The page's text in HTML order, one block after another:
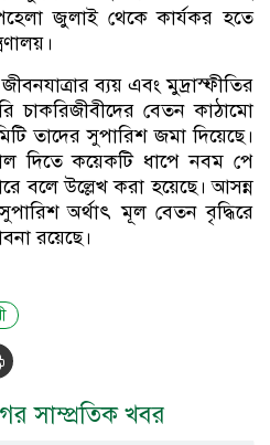
জুলাই থেকে কার্যকর হতে
ব্যয় এবং মুদ্রাস্ফীতির
চাকরিজীবীদের বেতন কাঠামো
তাদের সুপারিশ জমা দিয়েছে।
দিতে কয়েকটি ধাপে নবম পে
বলে উল্লেখ করা হয়েছে। আসন্ন
অর্থাৎ মূল বেতন বৃদ্ধিরে
রয়েছে।
সাম্প্রতিক খবর